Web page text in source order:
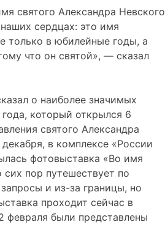
святого Александра Невского
сердцах: это имя
только в юбилейные годы, а
что он святой», — сказал
о наиболее значимых
который открылся 6
святого Александра
в комплексе «России
фотовыставка «Во имя
сих пор путешествует по
и из-за границы, но
проходит сейчас в
были представлены